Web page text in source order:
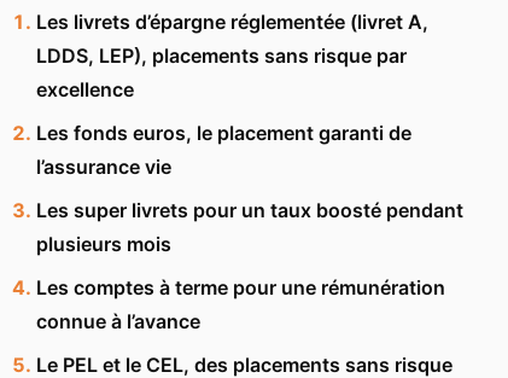
Les livrets d’épargne réglementée (livret A,
LDDS, LEP), placements sans risque par
excellence
Les fonds euros, le placement garanti de
l’assurance vie
Les super livrets pour un taux boosté pendant
plusieurs mois
Les comptes à terme pour une rémunération
connue à l’avance
Le PEL et le CEL, des placements sans risque